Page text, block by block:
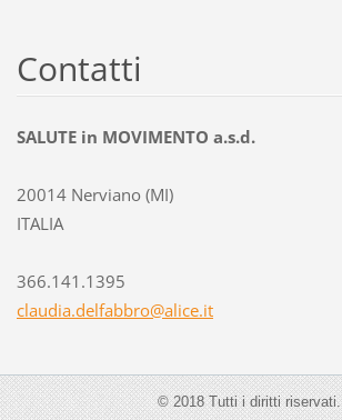
Contatti
SALUTE in MOVIMENTO a.s.d.
20014 Nerviano (MI)
ITALIA
366.141.1395
claudia.delfabbro@alice.it
© 2018 Tutti i diritti riservati.